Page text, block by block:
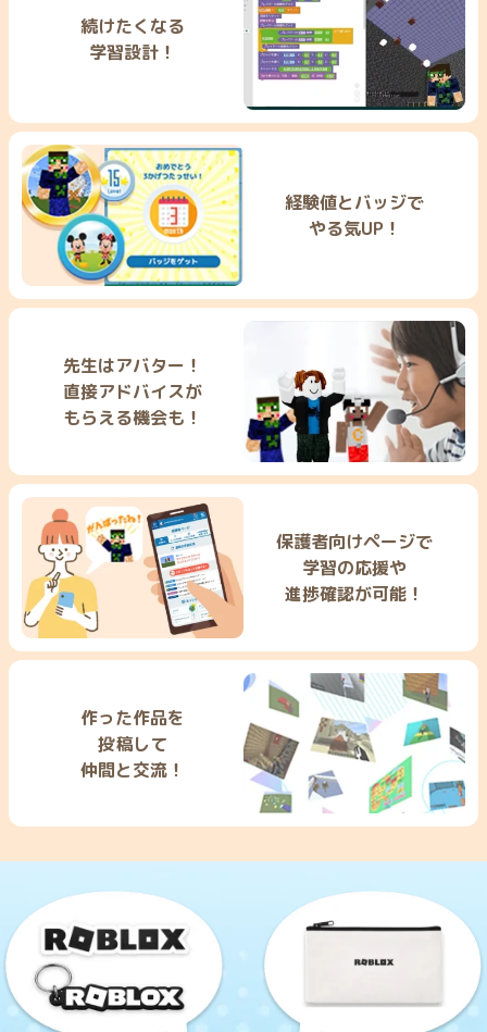
続けたくなる
学習設計！
経験値とバッジで
やる気UP！
先生はアバター！
直接アドバイスが
もらえる機会も！
保護者向けページで
学習の応援や
進捗確認が可能！
作った作品を
投稿して
仲間と交流！